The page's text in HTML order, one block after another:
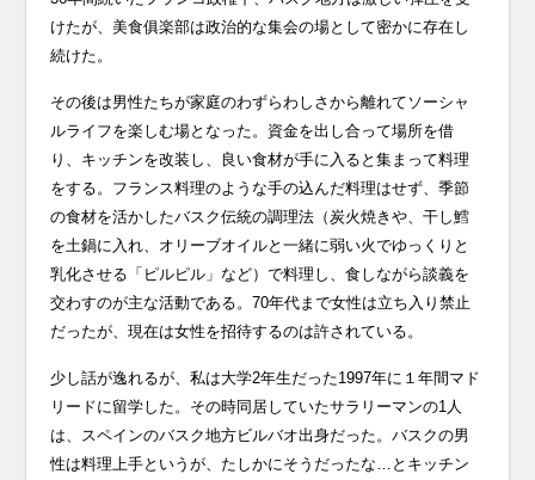
けたが、美食俱楽部は政治的な集会の場として密かに存在し
続けた。
その後は男性たちが家庭のわずらわしさから離れてソーシャ
ルライフを楽しむ場となった。資金を出し合って場所を借
り、キッチンを改装し、良い食材が手に入ると集まって料理
をする。フランス料理のような手の込んだ料理はせず、季節
の食材を活かしたバスク伝統の調理法（炭火焼きや、干し鱈
を土鍋に入れ、オリーブオイルと一緒に弱い火でゆっくりと
乳化させる「ピルピル」など）で料理し、食しながら談義を
交わすのが主な活動である。70年代まで女性は立ち入り禁止
だったが、現在は女性を招待するのは許されている。
少し話が逸れるが、私は大学2年生だった1997年に１年間マド
リードに留学した。その時同居していたサラリーマンの1人
は、スペインのバスク地方ビルバオ出身だった。バスクの男
性は料理上手というが、たしかにそうだったな…とキッチン